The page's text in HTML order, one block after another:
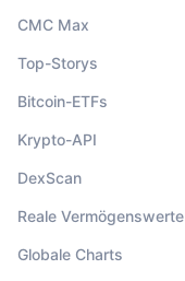
CMC Max
Top-Storys
Bitcoin-ETFs
Krypto-API
DexScan
Reale Vermögenswerte
Globale Charts